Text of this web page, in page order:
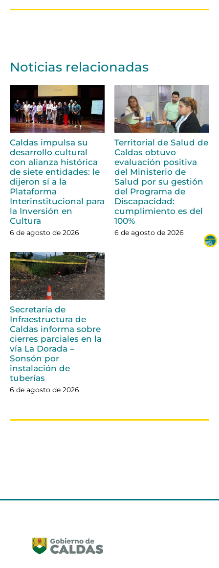
Noticias relacionadas
Caldas impulsa su
desarrollo cultural
con alianza histórica
de siete entidades: le
dijeron sí a la
Plataforma
Interinstitucional para
la Inversión en
Cultura
6 de agosto de 2026
Territorial de Salud de
Caldas obtuvo
evaluación positiva
del Ministerio de
Salud por su gestión
del Programa de
Discapacidad:
cumplimiento es del
100%
6 de agosto de 2026
Secretaría de
Infraestructura de
Caldas informa sobre
cierres parciales en la
vía La Dorada –
Sonsón por
instalación de
tuberías
6 de agosto de 2026